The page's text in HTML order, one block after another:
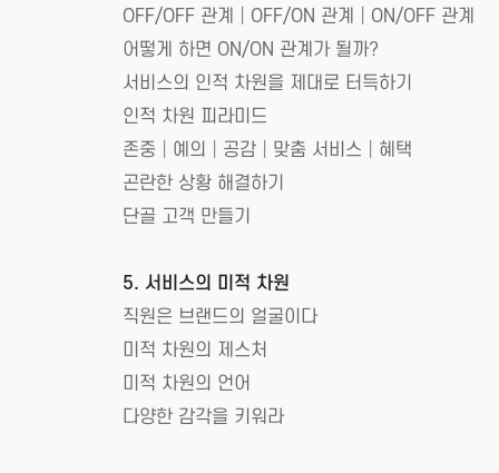
OFF/OFF 관계│OFF/ON 관계│ON/OFF 관계
어떻게 하면 ON/ON 관계가 될까?
서비스의 인적 차원을 제대로 터득하기
인적 차원 피라미드
존중│예의│공감│맞춤 서비스│혜택
곤란한 상황 해결하기
단골 고객 만들기
5. 서비스의 미적 차원
직원은 브랜드의 얼굴이다
미적 차원의 제스처
미적 차원의 언어
다양한 감각을 키워라